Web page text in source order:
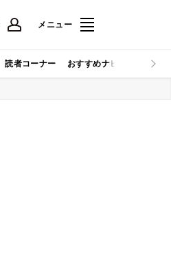
メニュー
読者コーナー おすすめナビ マイナビ